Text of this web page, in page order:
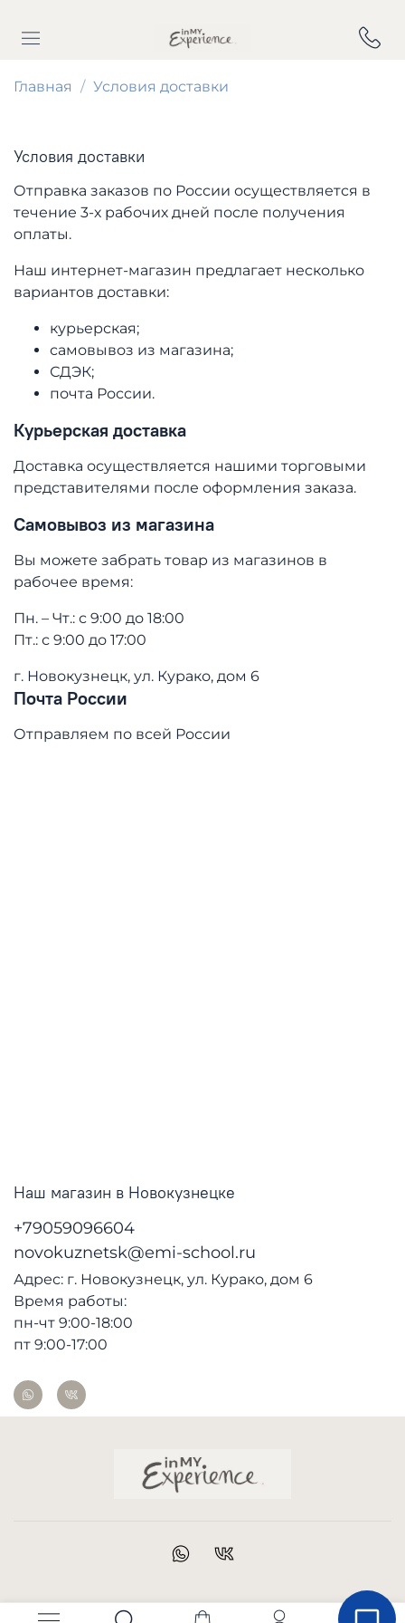
Главная Условия доставки
Условия доставки
Отправка заказов по России осуществляется в
течение 3-х рабочих дней после получения
оплаты.
Наш интернет-магазин предлагает несколько
вариантов доставки:
курьерская;
самовывоз из магазина;
СДЭК;
почта России.
Курьерская доставка
Доставка осуществляется нашими торговыми
представителями после оформления заказа.
Самовывоз из магазина
Вы можете забрать товар из магазинов в
рабочее время:
Пн. – Чт.: с 9:00 до 18:00
Пт.: с 9:00 до 17:00
г. Новокузнецк, ул. Курако, дом 6
Почта России
Отправляем по всей России
Наш магазин в Новокузнецке
+79059096604
novokuznetsk@emi-school.ru
Адрес: г. Новокузнецк, ул. Курако, дом 6
Время работы:
пн-чт 9:00-18:00
пт 9:00-17:00